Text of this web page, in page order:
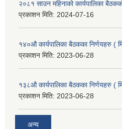
२०८१ साउन महिनाको कार्यपालिका
प्रकाशन मिति: 2024-07-16
१४०औ कार्यपालिका बैठकका निर्णयहरु (
प्रकाशन मिति: 2023-06-28
१३८औ कार्यपालिका बैठकका निर्णयहरु (
प्रकाशन मिति: 2023-06-28
अन्य